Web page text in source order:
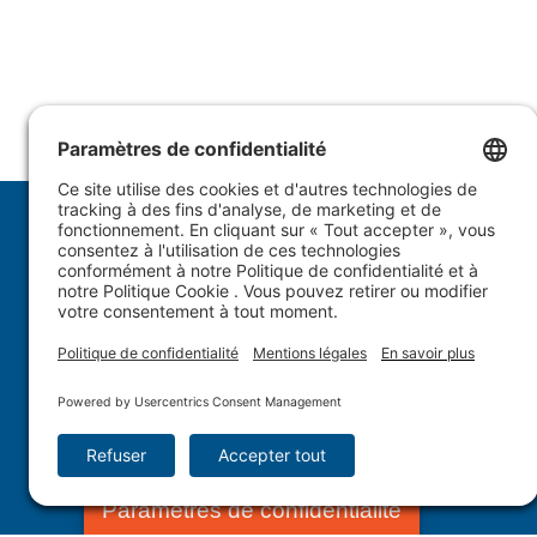
Paramètres de confidentialité
1.877.WULFTEC|1.819.838.4232
© 2005-2026 Wulftec International Inc. | Tous droits